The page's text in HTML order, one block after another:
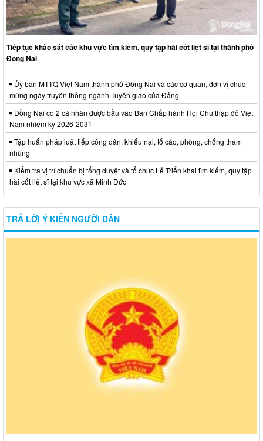
Tiếp tục khảo sát các khu vực tìm kiếm, quy tập hài cốt liệt sĩ tại thành phố
Đồng Nai
Ủy ban MTTQ Việt Nam thành phố Đồng Nai và các cơ quan, đơn vị chúc
mừng ngày truyền thống ngành Tuyên giáo của Đảng
Đồng Nai có 2 cá nhân được bầu vào Ban Chấp hành Hội Chữ thập đỏ Việt
Nam nhiệm kỳ 2026-2031
Tập huấn pháp luật tiếp công dân, khiếu nại, tố cáo, phòng, chống tham
nhũng
Kiểm tra vị trí chuẩn bị tổng duyệt và tổ chức Lễ Triển khai tìm kiếm, quy tập
hài cốt liệt sĩ tại khu vực xã Minh Đức
TRẢ LỜI Ý KIẾN NGƯỜI DÂN